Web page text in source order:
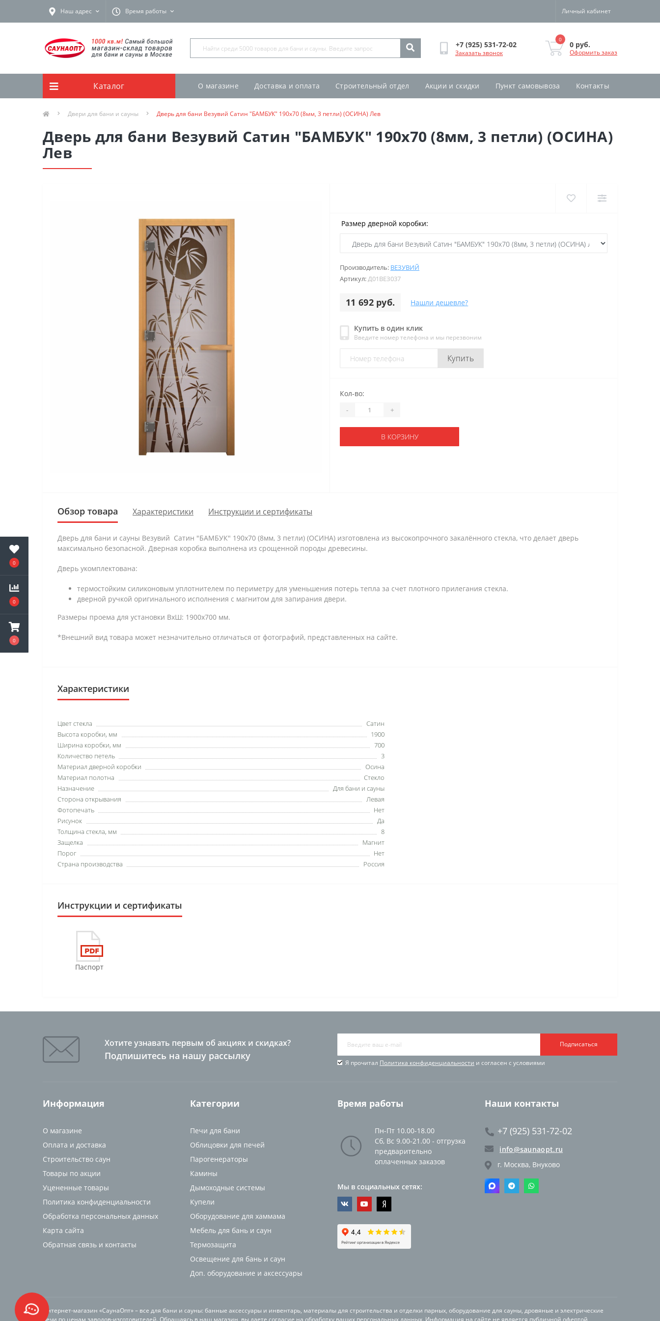
0
0
0
Наш адрес Время работы Личный кабинет
+7 (925) 531-72-02
Заказать звонок
0
0 руб.
Оформить заказ
Каталог О магазине Доставка и оплата Строительный отдел Акции и скидки Пункт самовывоза Контакты
Двери для бани и сауны Дверь для бани Везувий Сатин "БАМБУК" 190х70 (8мм, 3 петли) (ОСИНА) Лев
Дверь для бани Везувий Сатин "БАМБУК" 190х70 (8мм, 3 петли) (ОСИНА)
Лев
Производитель: ВЕЗУВИЙ
Артикул:Д01ВЕЗ037
11 692 руб. Нашли дешевле?
Купить в один клик
Введите номер телефона и мы перезвоним
Купить
Размер дверной коробки:
Кол-во:
- +
В КОРЗИНУ
Обзор товара Характеристики Инструкции и сертификаты
Дверь для бани и сауны Везувий Сатин "БАМБУК" 190х70 (8мм, 3 петли) (ОСИНА) изготовлена из высокопрочного закалённого стекла, что делает дверь
максимально безопасной. Дверная коробка выполнена из срощенной породы древесины.
Дверь укомплектована:
термостойким силиконовым уплотнителем по периметру для уменьшения потерь тепла за счет плотного прилегания стекла.
дверной ручкой оригинального исполнения с магнитом для запирания двери.
Размеры проема для установки ВхШ: 1900х700 мм.
*Внешний вид товара может незначительно отличаться от фотографий, представленных на сайте.
Характеристики
Цвет стекла
Сатин
Высота коробки, мм
1900
Ширина коробки, мм
700
Количество петель
3
Материал дверной коробки
Осина
Материал полотна
Стекло
Назначение
Для бани и сауны
Сторона открывания
Левая
Фотопечать
Нет
Рисунок
Да
Толщина стекла, мм
8
Защелка
Магнит
Порог
Нет
Страна производства
Россия
Инструкции и сертификаты
Паспорт
Хотите узнавать первым об акциях и скидках?
Подпишитесь на нашу рассылку
Подписаться
Я прочитал Политика конфиденциальности и согласен с условиями
Информация
О магазине
Оплата и доставка
Строительство саун
Товары по акции
Уцененные товары
Политика конфиденциальности
Обработка персональных данных
Карта сайта
Обратная связь и контакты
Категории
Печи для бани
Облицовки для печей
Парогенераторы
Камины
Дымоходные системы
Купели
Оборудование для хаммама
Мебель для бань и саун
Термозащита
Освещение для бань и саун
Доп. оборудование и аксессуары
Время работы
Пн-Пт 10.00-18.00
Сб, Вс 9.00-21.00 - отгрузка
предварительно
оплаченных заказов
Мы в социальных сетях:
Наши контакты
+7 (925) 531-72-02
info@saunaopt.ru
г. Москва, Внуково
Интернет-магазин «СаунаОпт» – все для бани и сауны: банные аксессуары и инвентарь, материалы для строительства и отделки парных, оборудование для сауны, дровяные и электрические
печи по ценам заводов-изготовителей. Обращаясь в наш магазин, вы даете согласие на обработку ваших персональных данных. Информация на сайте не является публичной офертой,